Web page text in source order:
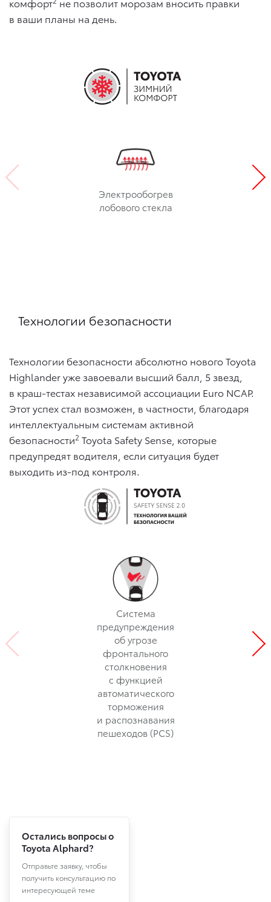
в ваши планы на день.
Электрообогрев
лобового стекла
Технологии безопасности
Технологии безопасности абсолютно нового Toyota
Highlander уже завоевали высший балл, 5 звезд,
в краш-тестах независимой ассоциации Euro NCAP.
Этот успех стал возможен, в частности, благодаря
интеллектуальным системам активной
безопасности2 Toyota Safety Sense, которые
предупредят водителя, если ситуация будет
выходить из-под контроля.
Система
предупреждения
об угрозе
фронтального
столкновения
с функцией
автоматического
торможения
и распознавания
пешеходов (PCS)
Остались вопросы о
Toyota Alphard?
Отправьте заявку, чтобы
получить консультацию по
интересующей теме